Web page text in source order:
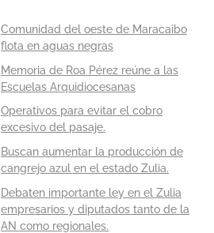
Comunidad del oeste de Maracaibo
flota en aguas negras
Memoria de Roa Pérez reúne a las
Escuelas Arquidiocesanas
Operativos para evitar el cobro
excesivo del pasaje.
Buscan aumentar la producción de
cangrejo azul en el estado Zulia.
Debaten importante ley en el Zulia
empresarios y diputados tanto de la
AN como regionales.